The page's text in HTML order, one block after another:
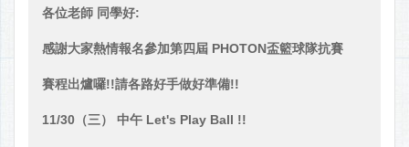
各位老師 同學好:
感謝大家熱情報名參加第四屆 PHOTON盃籃球隊抗賽
賽程出爐囉!!請各路好手做好準備!!
11/30 （三） 中午 Let's Play Ball !!